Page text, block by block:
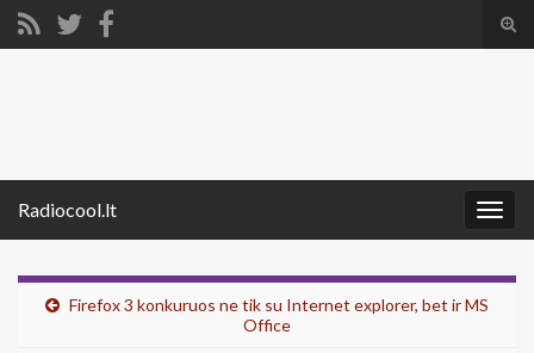
Radiocool.lt
Firefox 3 konkuruos ne tik su Internet explorer, bet ir MS
Office